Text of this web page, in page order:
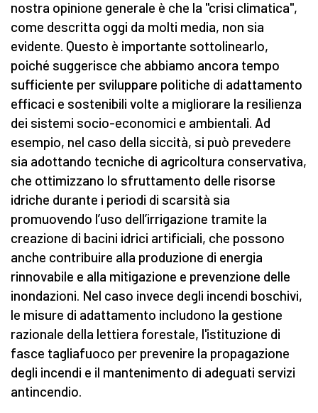
nostra opinione generale è che la "crisi climatica",
come descritta oggi da molti media, non sia
evidente. Questo è importante sottolinearlo,
poiché suggerisce che abbiamo ancora tempo
sufficiente per sviluppare politiche di adattamento
efficaci e sostenibili volte a migliorare la resilienza
dei sistemi socio-economici e ambientali. Ad
esempio, nel caso della siccità, si può prevedere
sia adottando tecniche di agricoltura conservativa,
che ottimizzano lo sfruttamento delle risorse
idriche durante i periodi di scarsità sia
promuovendo l’uso dell’irrigazione tramite la
creazione di bacini idrici artificiali, che possono
anche contribuire alla produzione di energia
rinnovabile e alla mitigazione e prevenzione delle
inondazioni. Nel caso invece degli incendi boschivi,
le misure di adattamento includono la gestione
razionale della lettiera forestale, l'istituzione di
fasce tagliafuoco per prevenire la propagazione
degli incendi e il mantenimento di adeguati servizi
antincendio.